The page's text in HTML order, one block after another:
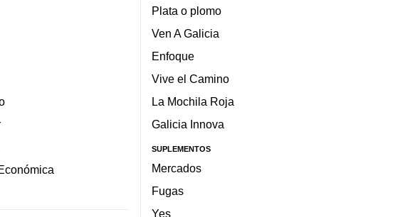
Plata o plomo
Ven A Galicia
Enfoque
Vive el Camino
La Mochila Roja
Galicia Innova
SUPLEMENTOS
Mercados
Fugas
Yes